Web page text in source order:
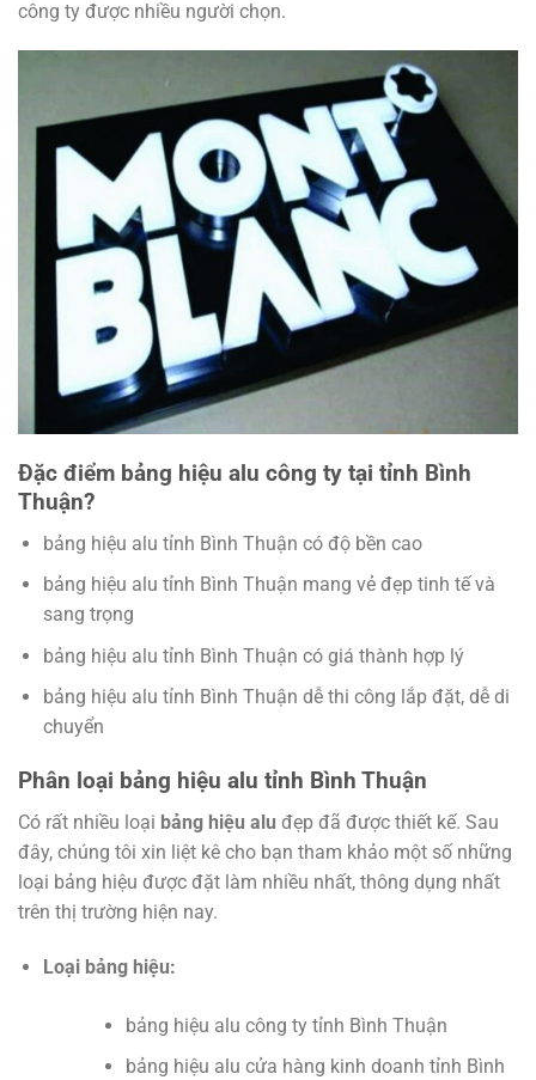
công ty được nhiều người chọn.
Đặc điểm bảng hiệu alu công ty tại tỉnh Bình
Thuận?
bảng hiệu alu tỉnh Bình Thuận có độ bền cao
bảng hiệu alu tỉnh Bình Thuận mang vẻ đẹp tinh tế và
sang trọng
bảng hiệu alu tỉnh Bình Thuận có giá thành hợp lý
bảng hiệu alu tỉnh Bình Thuận dễ thi công lắp đặt, dễ di
chuyển
Phân loại bảng hiệu alu tỉnh Bình Thuận
Có rất nhiều loại bảng hiệu alu đẹp đã được thiết kế. Sau
đây, chúng tôi xin liệt kê cho bạn tham khảo một số những
loại bảng hiệu được đặt làm nhiều nhất, thông dụng nhất
trên thị trường hiện nay.
Loại bảng hiệu:
bảng hiệu alu công ty tỉnh Bình Thuận
bảng hiệu alu cửa hàng kinh doanh tỉnh Bình